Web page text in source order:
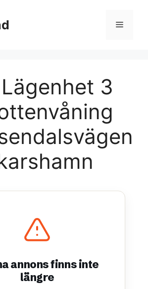
Meny
3
annons finns inte
längre